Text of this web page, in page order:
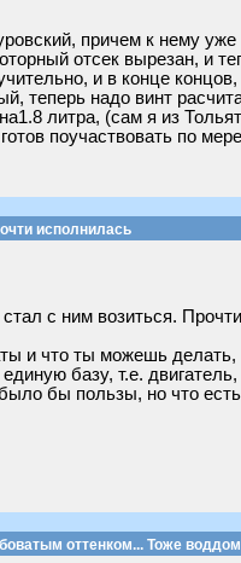
причем к нему
отсек вырезан, и
и в конце
теперь надо винт
литра, (сам я из
поучаствовать по
исполнилась
с ним возиться.
и что ты можешь
базу, т.е.
бы пользы, но что есть
оттенком... Тоже